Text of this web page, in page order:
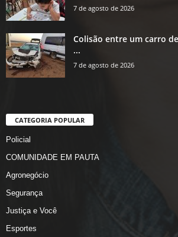
7 de agosto de 2026
Colisão entre um carro
...
7 de agosto de 2026
CATEGORIA POPULAR
Policial
COMUNIDADE EM PAUTA
Agronegócio
Segurança
Justiça e Você
Esportes